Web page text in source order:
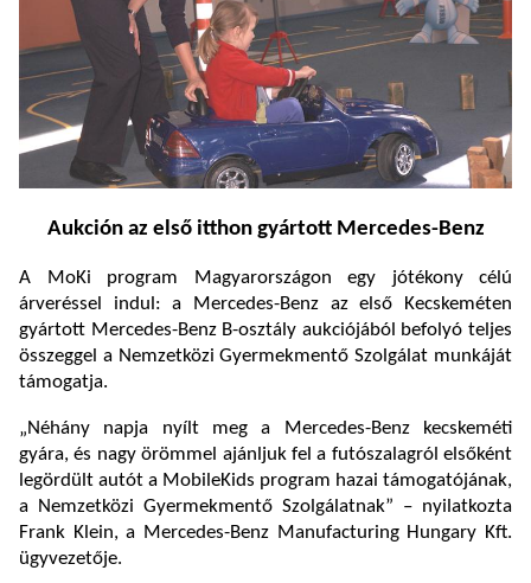
Aukción az első itthon gyártott Mercedes-Benz
A MoKi program Magyarországon egy jótékony célú
árveréssel indul: a Mercedes-Benz az első Kecskeméten
gyártott Mercedes-Benz B-osztály aukciójából befolyó teljes
összeggel a Nemzetközi Gyermekmentő Szolgálat munkáját
támogatja.
„Néhány napja nyílt meg a Mercedes-Benz kecskeméti
gyára, és nagy örömmel ajánljuk fel a futószalagról elsőként
legördült autót a MobileKids program hazai támogatójának,
a Nemzetközi Gyermekmentő Szolgálatnak” – nyilatkozta
Frank Klein, a Mercedes-Benz Manufacturing Hungary Kft.
ügyvezetője.